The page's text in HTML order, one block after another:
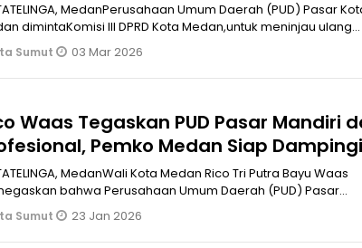
MedanPerusahaan Umum Daerah (PUD) Pasar
dimintaKomisi III DPRD Kota Medan,untuk meninjau ulang
kerjasama de
Sumut 03 Mar 2026
Waas Tegaskan PUD Pasar Mandiri
Pemko Medan Siap Dampingi
MedanWali Kota Medan Rico Tri Putra Bayu Waas
bahwa Perusahaan Umum Daerah (PUD) Pasar
pada prinsipnya telah
Sumut 23 Jan 2026